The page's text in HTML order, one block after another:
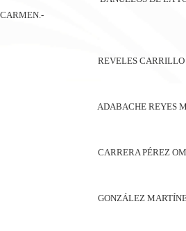
CARMEN.-
REVELES CARRILLO
ADABACHE REYES MA.
CARRERA PÉREZ OMAR.-
GONZÁLEZ MARTÍNEZ MA.